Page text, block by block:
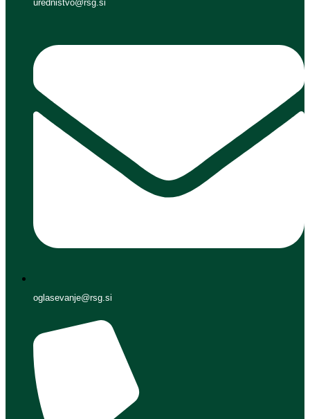
urednistvo@rsg.si
oglasevanje@rsg.si